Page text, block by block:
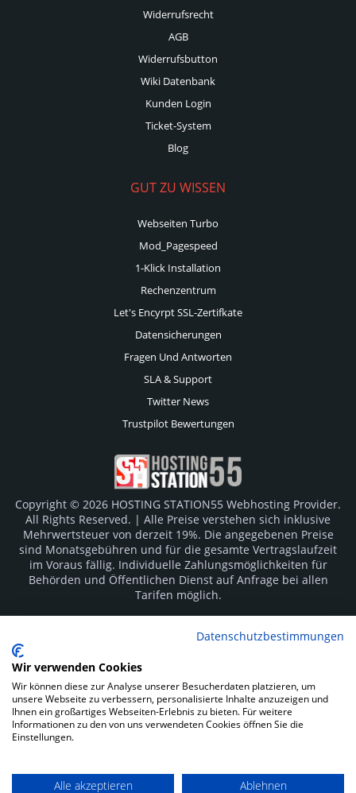
Widerrufsrecht
AGB
Widerrufsbutton
Wiki Datenbank
Kunden Login
Ticket-System
Blog
GUT ZU WISSEN
Webseiten Turbo
Mod_Pagespeed
1-Klick Installation
Rechenzentrum
Let's Encyrpt SSL-Zertifkate
Datensicherungen
Fragen Und Antworten
SLA & Support
Twitter News
Trustpilot Bewertungen
Copyright © 2026 HOSTING STATION55 Webhosting Provider.
All Rights Reserved. | Alle Preise verstehen sich inklusive
Mehrwertsteuer von derzeit 19%. Die angegebenen Preise
sind Monatsgebühren und für die gesamte Vertragslaufzeit
im Voraus fällig. Individuelle Zahlungsmöglichkeiten für
Behörden und Öffentlichen Dienst auf Anfrage bei allen
Tarifen möglich.
Hersteller. Irrtümer vorbehalten.
SOCIAL MEDIA
Datenschutzbestimmungen
Wir verwenden Cookies
Wir können diese zur Analyse unserer Besucherdaten platzieren, um
unsere Webseite zu verbessern, personalisierte Inhalte anzuzeigen und
Ihnen ein großartiges Webseiten-Erlebnis zu bieten. Für weitere
Informationen zu den von uns verwendeten Cookies öffnen Sie die
Einstellungen.
Alle akzeptieren Ablehnen